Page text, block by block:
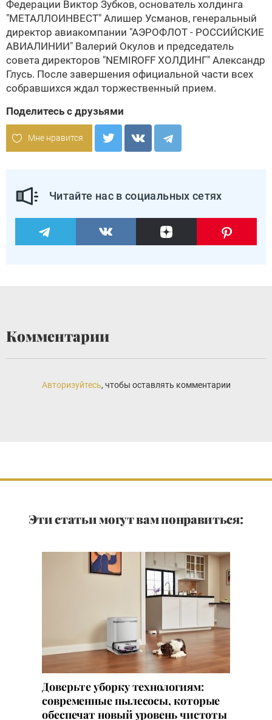
Федерации Виктор Зубков, основатель холдинга
"МЕТАЛЛОИНВЕСТ" Алишер Усманов, генеральный
директор авиакомпании "АЭРОФЛОТ - РОССИЙСКИЕ
АВИАЛИНИИ" Валерий Окулов и председатель
совета директоров "NEMIROFF ХОЛДИНГ" Александр
Глусь. После завершения официальной части всех
собравшихся ждал торжественный прием.
Поделитесь с друзьями
Мне нравится
Читайте нас в социальных сетях
Комментарии
Авторизуйтесь, чтобы оставлять комментарии
Эти статьи могут вам понравиться:
Доверьте уборку технологиям:
современные пылесосы, которые
обеспечат новый уровень чистоты